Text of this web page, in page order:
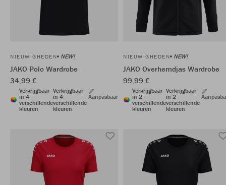
NIEUWIGHEDEN NEW!
JAKO Polo Wardrobe
34,99 €
Verkrijgbaar
in 4
verschillende
kleuren
Verkrijgbaar
in 4
verschillende
kleuren
Aanpasbaar
NIEUWIGHEDEN NEW!
JAKO Overhemdjas Wardrobe
99,99 €
Verkrijgbaar
in 2
verschillende
kleuren
Verkrijgbaar
in 2
verschillende
kleuren